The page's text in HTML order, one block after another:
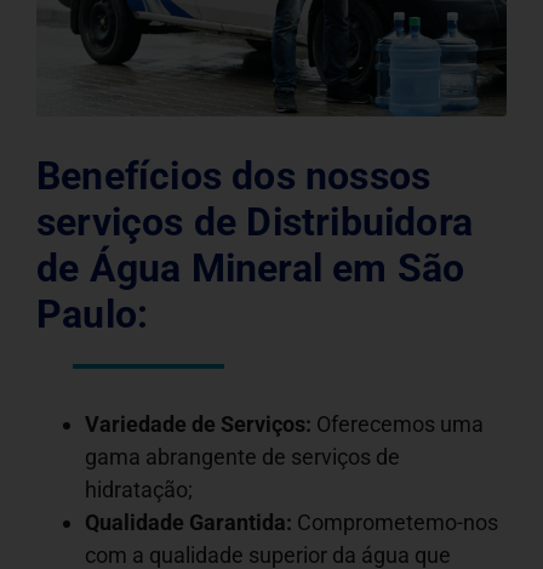
Benefícios dos nossos
serviços de Distribuidora
de Água Mineral em São
Paulo:
Variedade de Serviços: Oferecemos uma
gama abrangente de serviços de
hidratação;
Qualidade Garantida: Comprometemo-nos
com a qualidade superior da água que